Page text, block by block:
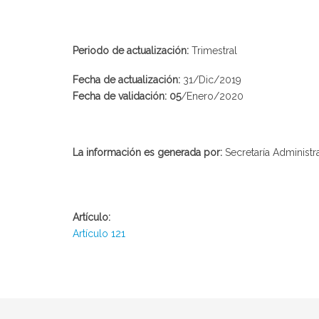
Periodo de actualización: Trimestral
Fecha de actualización: 31/Dic/2019
Fecha de validación: 05/Enero/2020
La información es generada por: Secretaría
Artículo:
Artículo 121